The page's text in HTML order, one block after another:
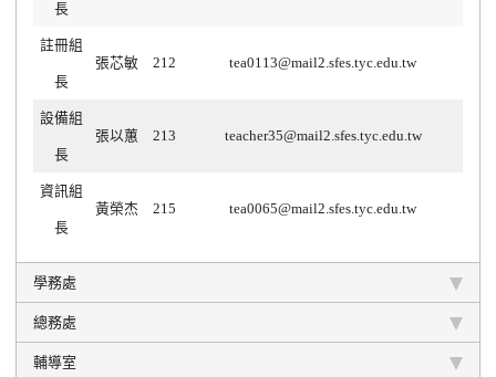
長
註冊組
長
張芯敏 212 tea0113@mail2.sfes.tyc.edu.tw
設備組
長
張以蕙 213 teacher35@mail2.sfes.tyc.edu.tw
資訊組
長
黃榮杰 215 tea0065@mail2.sfes.tyc.edu.tw
學務處
總務處
輔導室